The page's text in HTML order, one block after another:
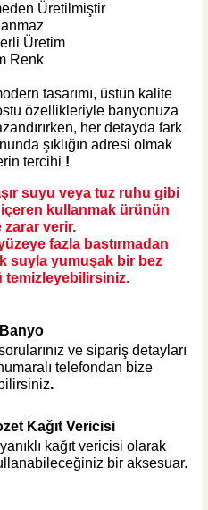
Üretilmiştir
Üretim
Renk
tasarımı, üstün kalite
özellikleriyle banyonuza
her detayda fark
şıklığın adresi olmak
tercihi !
suyu veya tuz ruhu gibi
kullanmak ürünün
zarar verir.
fazla bastırmadan
suyla yumuşak bir bez
temizleyebilirsiniz.
ve sipariş detayları
telefondan bize
.
Kağıt Vericisi
kağıt vericisi olarak
bir aksesuar.